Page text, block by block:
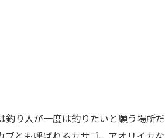
り人が一度は釣りたいと願う場所だ